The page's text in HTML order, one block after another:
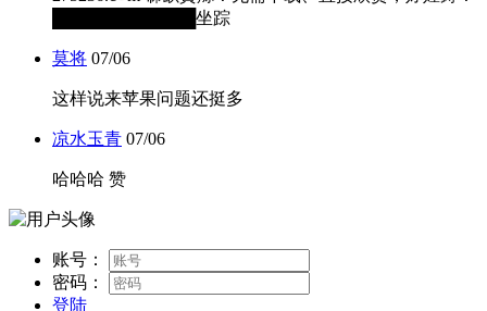
████████████坐踪
莫将 07/06
这样说来苹果问题还挺多
凉水玉青 07/06
哈哈哈 赞
账号：
密码：
登陆